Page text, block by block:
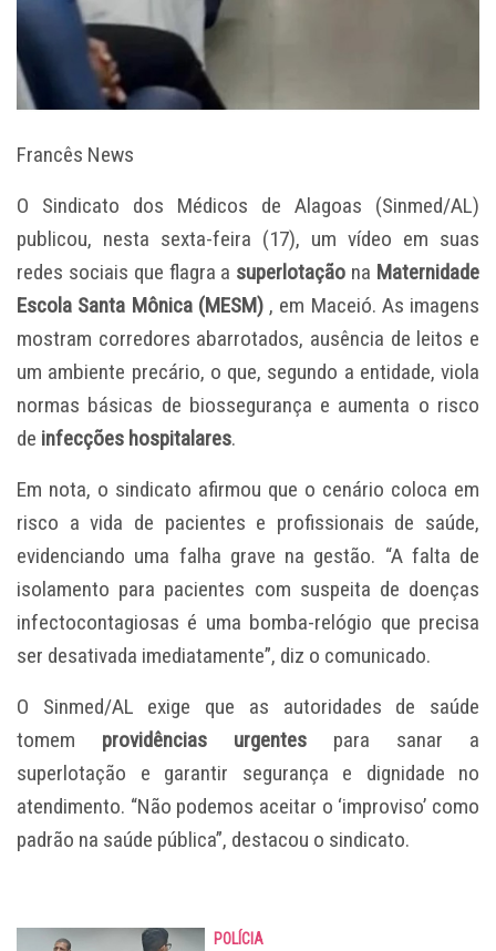
Francês News
O Sindicato dos Médicos de Alagoas (Sinmed/AL)
publicou, nesta sexta-feira (17), um vídeo em suas
redes sociais que flagra a superlotação na Maternidade
Escola Santa Mônica (MESM), em Maceió. As imagens
mostram corredores abarrotados, ausência de leitos e
um ambiente precário, o que, segundo a entidade, viola
normas básicas de biossegurança e aumenta o risco
de infecções hospitalares.
Em nota, o sindicato afirmou que o cenário coloca em
risco a vida de pacientes e profissionais de saúde,
evidenciando uma falha grave na gestão. “A falta de
isolamento para pacientes com suspeita de doenças
infectocontagiosas é uma bomba-relógio que precisa
ser desativada imediatamente”, diz o comunicado.
O Sinmed/AL exige que as autoridades de saúde
tomem providências urgentes para sanar a
superlotação e garantir segurança e dignidade no
atendimento. “Não podemos aceitar o ‘improviso’ como
padrão na saúde pública”, destacou o sindicato.
POLÍCIA